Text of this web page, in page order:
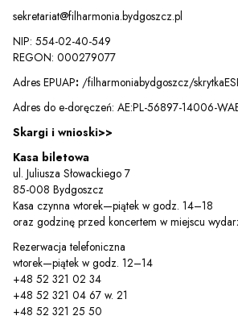
sekretariat@filharmonia.bydgoszcz.pl
NIP: 554-02-40-549
REGON: 000279077
Adres EPUAP: /filharmoniabydgoszcz/
Adres do e-doręczeń: AE:PL-56897-14006-
Skargi i wnioski>>
Kasa biletowa
ul. Juliusza Słowackiego 7
85-008 Bydgoszcz
Kasa czynna wtorek—piątek w godz. 14–18
oraz godzinę przed koncertem w miejscu
Rezerwacja telefoniczna
wtorek—piątek w godz. 12–14
+48 52 321 02 34
+48 52 321 04 67 w. 21
+48 52 321 25 50